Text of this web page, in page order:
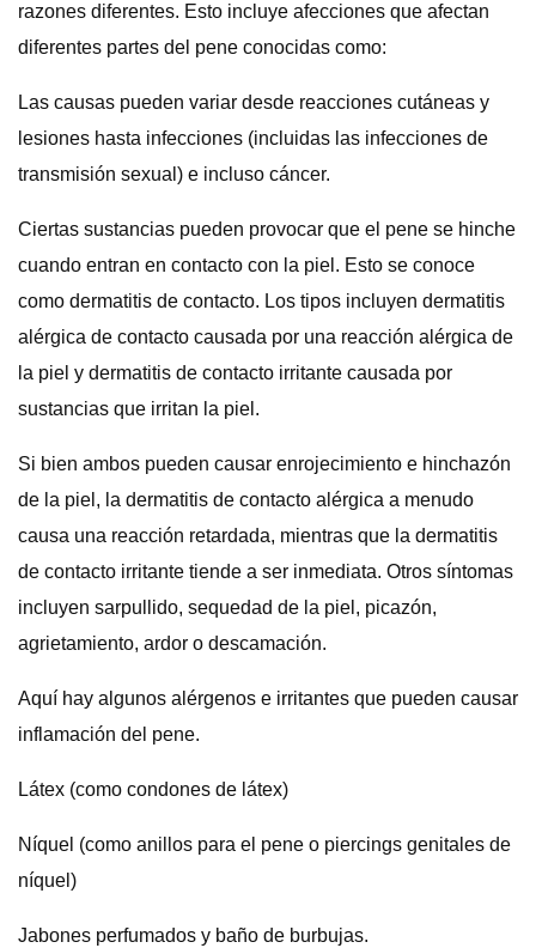
razones diferentes. Esto incluye afecciones que afectan
diferentes partes del pene conocidas como:
Las causas pueden variar desde reacciones cutáneas y
lesiones hasta infecciones (incluidas las infecciones de
transmisión sexual) e incluso cáncer.
Ciertas sustancias pueden provocar que el pene se hinche
cuando entran en contacto con la piel. Esto se conoce
como dermatitis de contacto. Los tipos incluyen dermatitis
alérgica de contacto causada por una reacción alérgica de
la piel y dermatitis de contacto irritante causada por
sustancias que irritan la piel.
Si bien ambos pueden causar enrojecimiento e hinchazón
de la piel, la dermatitis de contacto alérgica a menudo
causa una reacción retardada, mientras que la dermatitis
de contacto irritante tiende a ser inmediata. Otros síntomas
incluyen sarpullido, sequedad de la piel, picazón,
agrietamiento, ardor o descamación.
Aquí hay algunos alérgenos e irritantes que pueden causar
inflamación del pene.
Látex (como condones de látex)
Níquel (como anillos para el pene o piercings genitales de
níquel)
Jabones perfumados y baño de burbujas.